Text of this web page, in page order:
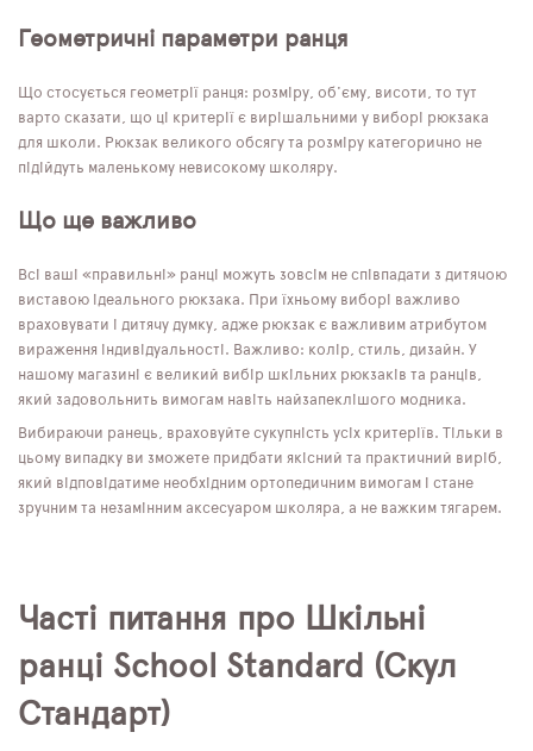
Геометричні параметри ранця
Що стосується геометрії ранця: розміру, об'єму, висоти, то тут
варто сказати, що ці критерії є вирішальними у виборі рюкзака
для школи. Рюкзак великого обсягу та розміру категорично не
підійдуть маленькому невисокому школяру.
Що ще важливо
Всі ваші «правильні» ранці можуть зовсім не співпадати з дитячою
виставою ідеального рюкзака. При їхньому виборі важливо
враховувати і дитячу думку, адже рюкзак є важливим атрибутом
вираження індивідуальності. Важливо: колір, стиль, дизайн. У
нашому магазині є великий вибір шкільних рюкзаків та ранців,
який задовольнить вимогам навіть найзапеклішого модника.
Вибираючи ранець, враховуйте сукупність усіх критеріїв. Тільки в
цьому випадку ви зможете придбати якісний та практичний виріб,
який відповідатиме необхідним ортопедичним вимогам і стане
зручним та незамінним аксесуаром школяра, а не важким тягарем.
Часті питання про Шкільні
ранці School Standard (Скул
Стандарт)